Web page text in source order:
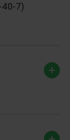
40-7)